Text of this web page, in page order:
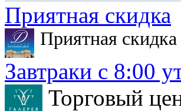
Приятная скидка
Приятная
Завтраки с 8:00
Торговый